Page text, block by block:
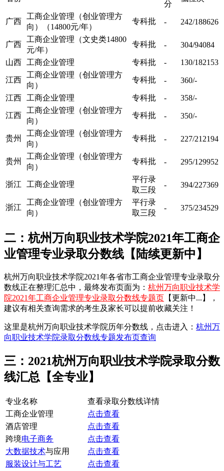
分
广西
工商企业管理（创业管理方
向）（14800元/年）
专科批 - 242/188626
广西
工商企业管理（文史类14800
元/年）
专科批 - 304/94084
山西 工商企业管理 专科批 - 130/182153
江西
工商企业管理（创业管理方
向）
专科批 - 360/-
江西 工商企业管理 专科批 - 358/-
江西
工商企业管理（创业管理方
向）
专科批 - 350/-
贵州
工商企业管理（创业管理方
向）
专科批 - 227/212194
贵州
工商企业管理（创业管理方
向）
专科批 - 295/129952
浙江 工商企业管理
平行录
取三段
- 394/227369
浙江
工商企业管理（创业管理方
向）
平行录
取三段
- 375/234529
二：杭州万向职业技术学院2021年工商企
业管理专业录取分数线【陆续更新中】
杭州万向职业技术学院2021年各省市工商企业管理专业录取分
数线正在整理汇总中，最终发布页面为： 杭州万向职业技术学
院2021年工商企业管理专业录取分数线专题页 【更新中...】，
建议有相关查询需求的考生及家长可以提前收藏关注！
这里是杭州万向职业技术学院历年分数线，点击进入： 杭州万
向职业技术学院录取分数线专题发布页查询
三：2021杭州万向职业技术学院录取分数
线汇总【全专业】
专业名称
查看录取分数线详情
工商企业管理
点击查看
酒店管理
点击查看
跨境电子商务
点击查看
大数据技术与应用
点击查看
服装设计与工艺
点击查看